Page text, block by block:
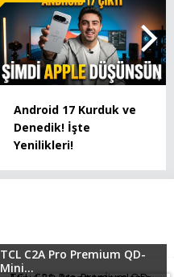
Android 17 Kurduk ve
Denedik! İşte
Yenilikleri!
TCL C2A Pro Premium QD-
Mini...